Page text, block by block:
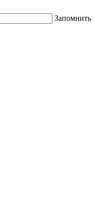
Запомнить